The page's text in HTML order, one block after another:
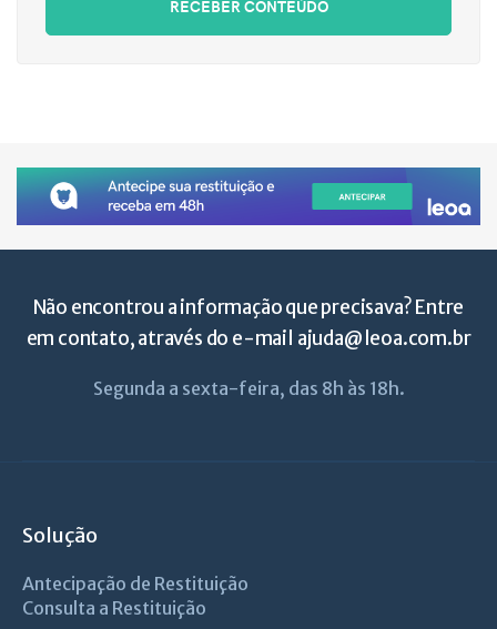
RECEBER CONTEÚDO
Não encontrou a informação que precisava? Entre
em contato, através do e-mail ajuda@leoa.com.br
Segunda a sexta-feira, das 8h às 18h.
Solução
Antecipação de Restituição
Consulta a Restituição